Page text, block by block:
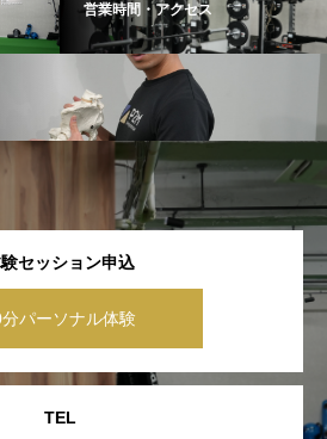
営業時間・アクセス
セッション申込
パーソナル体験
TEL